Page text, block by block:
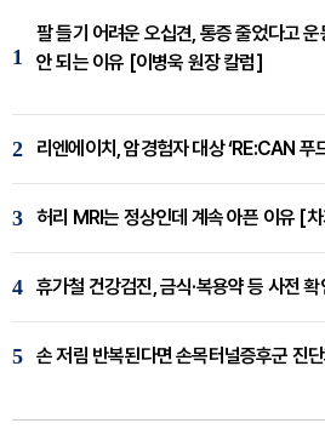
1
팔 들기 어려운 오십견, 통증 줄었다고 운
안 되는 이유 [이병욱 원장 칼럼]
2 리엔에이치, 암경험자 대상 ‘RE:CAN 푸
3 허리 MRI는 정상인데 계속 아픈 이유 [
4 휴가철 건강검진, 금식·복용약 등 사전
5